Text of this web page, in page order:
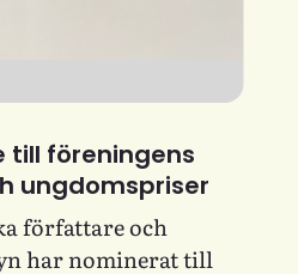
till föreningens
ungdomspriser
författare och
har nominerat till